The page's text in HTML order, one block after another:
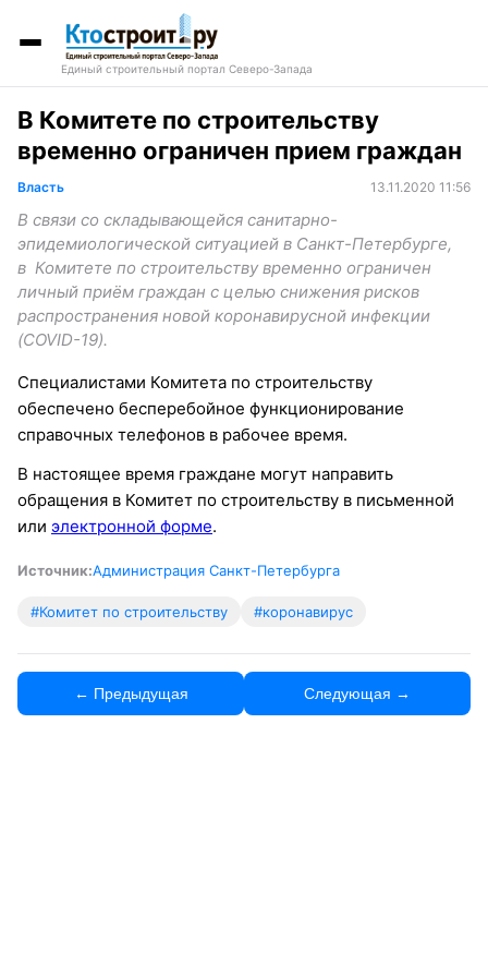
Единый строительный портал Северо-Запада
В Комитете по строительству
временно ограничен прием граждан
Власть 13.11.2020 11:56
В связи со складывающейся санитарно-
эпидемиологической ситуацией в Санкт-Петербурге,
в Комитете по строительству временно ограничен
личный приём граждан с целью снижения рисков
распространения новой коронавирусной инфекции
(COVID-19).
Специалистами Комитета по строительству
обеспечено бесперебойное функционирование
справочных телефонов в рабочее время.
В настоящее время граждане могут направить
обращения в Комитет по строительству в письменной
или электронной форме.
Источник:Администрация Санкт-Петербурга
#Комитет по строительству #коронавирус
← Предыдущая Следующая →